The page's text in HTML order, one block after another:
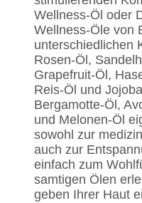
Wellness-Öl oder
Wellness-Öle von
unterschiedlichen
Rosen-Öl,
Grapefruit-Öl,
Reis-Öl und
Bergamotte-Öl,
und Melonen-Öl
sowohl zur
auch zur
einfach zum
samtigen Ölen
geben Ihrer Haut